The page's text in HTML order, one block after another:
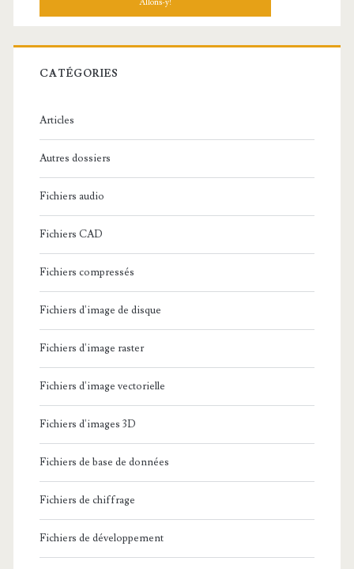
h
r
c
:
CATÉGORIES
Articles
Autres dossiers
Fichiers audio
Fichiers CAD
Fichiers compressés
Fichiers d'image de disque
Fichiers d'image raster
Fichiers d'image vectorielle
Fichiers d'images 3D
Fichiers de base de données
Fichiers de chiffrage
Fichiers de développement